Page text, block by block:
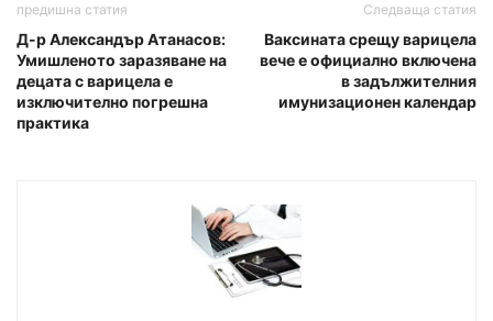
предишна статия
Д-р Александър Атанасов:
Умишленото заразяване на
децата с варицела е
изключително погрешна
практика
Следваща статия
Ваксината срещу варицела
вече е официално включена
в задължителния
имунизационен календар